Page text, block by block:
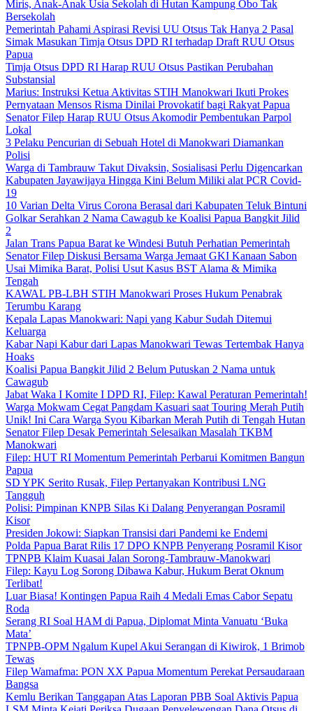
Miris, Anak-Anak Usia Sekolah di Hutan Kampung Obo Tak
Bersekolah
Pemerintah Pahami Aspirasi Revisi UU Otsus Tak Hanya 2 Pasal
Simak Masukan Timja Otsus DPD RI terhadap Draft RUU Otsus
Papua
Timja Otsus DPD RI Harap RUU Otsus Pastikan Perubahan
Substansial
Marius: Instruksi Ketua Aktivitas STIH Manokwari Ikuti Prokes
Pernyataan Mensos Risma Dinilai Provokatif bagi Rakyat Papua
Senator Filep Harap RUU Otsus Akomodir Pembentukan Parpol
Lokal
3 Pelaku Pencurian di Sebuah Hotel di Manokwari Diamankan
Polisi
Warga di Tambrauw Takut Divaksin, Sosialisasi Perlu Digencarkan
Kabupaten Jayawijaya Hingga Kini Belum Miliki alat PCR Covid-
19
10 Varian Delta Virus Corona Berasal dari Kabupaten Teluk Bintuni
Golkar Serahkan 2 Nama Cawagub ke Koalisi Papua Bangkit Jilid
2
Jalan Trans Papua Barat ke Windesi Butuh Perhatian Pemerintah
Senator Filep Diskusi Bersama Warga Jemaat GKI Kanaan Sabon
Usai Mimika Barat, Polisi Usut Kasus BST Alama & Mimika
Tengah
KAWAL PB-LBH STIH Manokwari Proses Hukum Penabrak
Terumbu Karang
Kepala Lapas Manokwari: Napi yang Kabur Sudah Ditemui
Keluarga
Kabar Napi Kabur dari Lapas Manokwari Tewas Tertembak Hanya
Hoaks
Koalisi Papua Bangkit Jilid 2 Belum Putuskan 2 Nama untuk
Cawagub
Jabat Waka I Komite I DPD RI, Filep: Kawal Peraturan Pemerintah!
Warga Mokwam Cegat Pangdam Kasuari saat Touring Merah Putih
Unik! Ini Cara Warga Syou Kibarkan Merah Putih di Tengah Hutan
Senator Filep Desak Pemerintah Selesaikan Masalah TKBM
Manokwari
Filep: HUT RI Momentum Pemerintah Perbarui Komitmen Bangun
Papua
SD YPK Serito Rusak, Filep Pertanyakan Kontribusi LNG
Tangguh
Polisi: Pimpinan KNPB Silas Ki Dalang Penyerangan Posramil
Kisor
Presiden Jokowi: Siapkan Transisi dari Pandemi ke Endemi
Polda Papua Barat Rilis 17 DPO KNPB Penyerang Posramil Kisor
TPNPB Klaim Kuasai Jalan Sorong-Tambrauw-Manokwari
Filep: Kayu Log Sorong Dibawa Kabur, Hukum Berat Oknum
Terlibat!
Luar Biasa! Kontingen Papua Raih 4 Medali Emas Cabor Sepatu
Roda
Serang RI Soal HAM di Papua, Diplomat Minta Vanuatu ‘Buka
Mata’
TPNPB-OPM Ngalum Kupel Akui Serangan di Kiwirok, 1 Brimob
Tewas
Filep Wamafma: PON XX Papua Momentum Perekat Persaudaraan
Bangsa
Kemlu Berikan Tanggapan Atas Laporan PBB Soal Aktivis Papua